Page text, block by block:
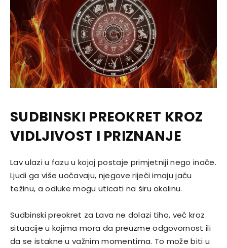
SUDBINSKI PREOKRET KROZ
VIDLJIVOST I PRIZNANJE
Lav ulazi u fazu u kojoj postaje primjetniji nego inače.
Ljudi ga više uočavaju, njegove riječi imaju jaču
težinu, a odluke mogu uticati na širu okolinu.
Sudbinski preokret za Lava ne dolazi tiho, već kroz
situacije u kojima mora da preuzme odgovornost ili
da se istakne u važnim momentima. To može biti u